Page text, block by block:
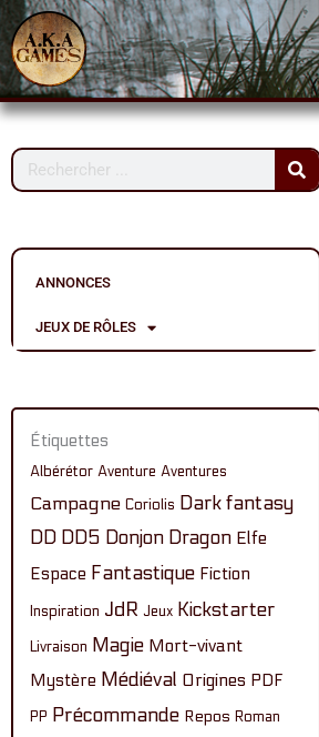
Aller
au
contenu
Rechercher
ANNONCES
JEUX DE RÔLES
Étiquettes
Albérétor Aventure Aventures
Campagne Coriolis Dark fantasy
DD DD5 Donjon Dragon Elfe
Espace Fantastique Fiction
Inspiration JdR Jeux Kickstarter
Livraison Magie Mort-vivant
Mystère Médiéval Origines PDF
PP Précommande Repos Roman